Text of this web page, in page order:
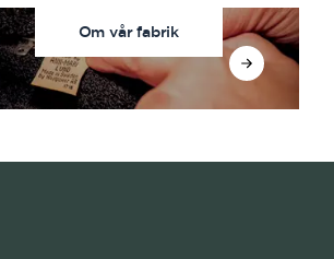
Om vår fabrik